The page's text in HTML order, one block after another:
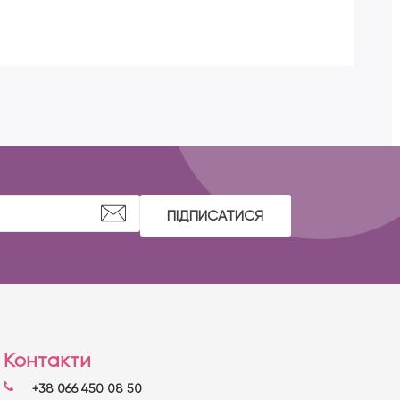
ПІДПИСАТИСЯ
Контакти
+38 066 450 08 50